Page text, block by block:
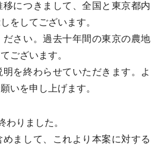
につきまして、全国と東京都内
をしてございます。
さい。過去十年間の東京の農地
ございます。
を終わらせていただきます。よ
いを申し上げます。
りました。
まして、これより本案に対する